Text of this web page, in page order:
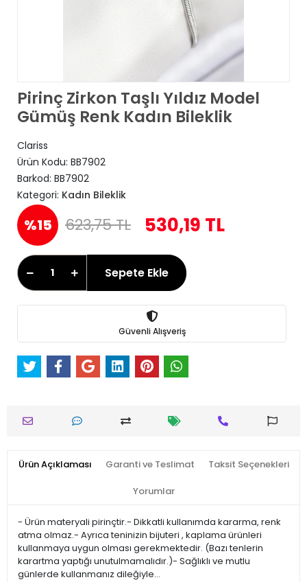
Pirinç Zirkon Taşlı Yıldız Model
Gümüş Renk Kadın Bileklik
Clariss
Ürün Kodu: BB7902
Barkod: BB7902
Kategori: Kadın Bileklik
%15 623,75 TL 530,19 TL
Sepete Ekle
Güvenli Alışveriş
Ürün Açıklaması Garanti ve Teslimat Taksit Seçenekleri
Yorumlar
- Ürün materyali pirinçtir.- Dikkatli kullanımda kararma, renk
atma olmaz.- Ayrıca teninizin bijuteri , kaplama ürünleri
kullanmaya uygun olması gerekmektedir. (Bazı tenlerin
karartma yaptığı unutulmamalıdır.)- Sağlıklı ve mutlu
günlerde kullanmanız dileğiyle…